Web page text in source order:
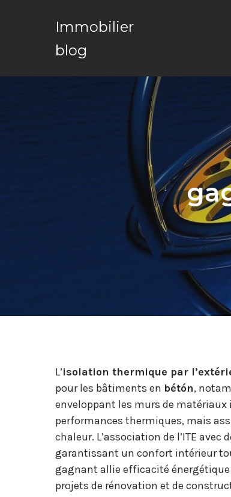
Immobilier
blog
L’isolation thermique par
pour les bâtiments en bétón,
enveloppant les murs de
performances thermiques, mais
chaleur. L’association de l’ITE
garantissant un confort intérieur
gagnant allie efficacité énergétique
projets de rénovation et de